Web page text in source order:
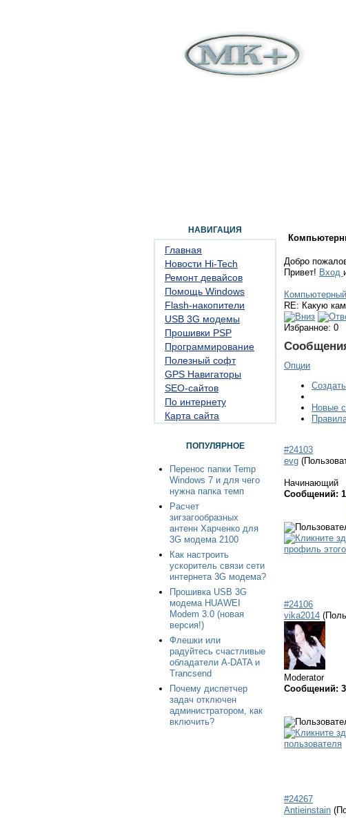
НАВИГАЦИЯ
Главная
Новости Hi-Tech
Ремонт девайсов
Помощь Windows
Flash-накопители
USB 3G модемы
Прошивки PSP
Программирование
Полезный софт
GPS Навигаторы
SEO-сайтов
По интернету
Карта сайта
ПОПУЛЯРНОЕ
Перенос папки Temp
Windows 7 и для чего
нужна папка темп
Расчет
зигзагообразных
антенн Харченко для
3G модема 2100
Как настроить
ускоритель связи сети
интернета 3G модема?
Прошивка USB 3G
модема HUAWEI
Modem 3.0 (новая
версия!)
Флешки или
радуйтесь счастливые
обладатели A-DATA и
Trancsend
Почему диспетчер
задач отключен
администратором, как
включить?
Добро
Привет! Вход
RE: Какую
Избранное: 0
Опции
Новые
#24103
evg
Начинающий
Сообщений:
#24106
vika2014
Moderator
Сообщений:
#24267
Antieinstain